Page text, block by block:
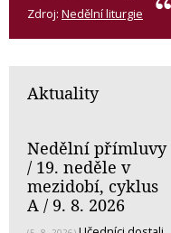
Zdroj: Nedělní liturgie
Aktuality
Nedělní přímluvy
/ 19. neděle v
mezidobí, cyklus
A / 9. 8. 2026